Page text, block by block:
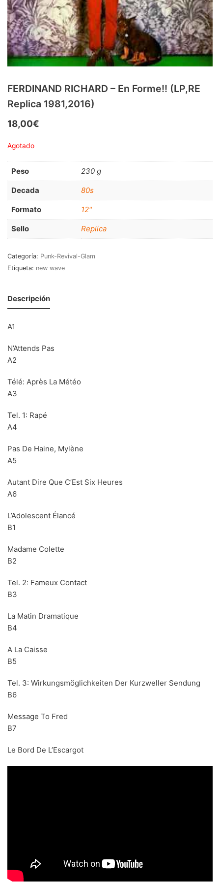
RnB-Soul-Latin (286)
Jazz-Blues (123)
Libros(5)
Nacional(184)
VVAA (210)
En oferta(149)
Década
20s
30s(1)
40s(2)
50s (117)
60s (895)
70s (1174)
80s (155)
90s(80)
12" (2508)
BLACK SUGAR – Black Sugar II (LP,GF,180g,RE Discos
LOS SHAIN'S - Segundo Volumen (LP,RE Discos
FERDINAND RICHARD – En Forme!! (LP,RE
Replica 1981,2016)
18,00€
Agotado
Peso 230 g
Decada 80s
Formato 12"
Sello Replica
Categoría: Punk-Revival-Glam
Etiqueta: new wave
Descripción
A1
N’Attends Pas
A2
Télé: Après La Météo
A3
Tel. 1: Rapé
A4
Pas De Haine, Mylène
A5
Autant Dire Que C’Est Six Heures
A6
L’Adolescent Élancé
B1
Madame Colette
B2
Tel. 2: Fameux Contact
B3
La Matin Dramatique
B4
A La Caisse
B5
Tel. 3: Wirkungsmöglichkeiten Der Kurzweller Sendung
B6
Message To Fred
B7
Le Bord De L’Escargot